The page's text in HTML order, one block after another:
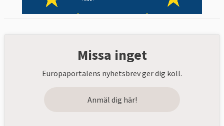
Missa inget
Europaportalens nyhetsbrev ger dig koll.
Anmäl dig här!